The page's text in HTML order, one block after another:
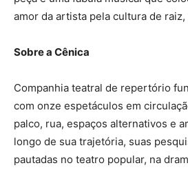
amor da artista pela cultura de
Sobre a Cênica
Companhia teatral de repertório
com onze espetáculos em
palco, rua, espaços alternativos e
longo de sua trajetória, suas
pautadas no teatro popular, na